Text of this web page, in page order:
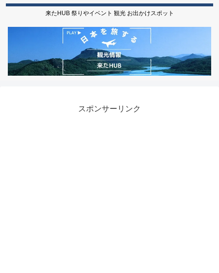
来たHUB 祭りやイベント 観光 お出かけスポット
スポンサーリンク